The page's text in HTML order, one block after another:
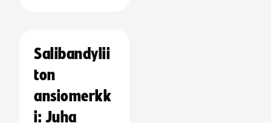
Salibandylii
ton
ansiomerkk
i: Juha